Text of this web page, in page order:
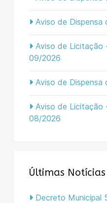
Aviso de
Aviso de Licitação
09/2026
Aviso de
Aviso de Licitação
08/2026
Últimas Notícias
Decreto Municipal